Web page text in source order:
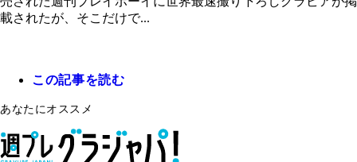
左から大賀彩姫、近藤沙樹、丸山ひなた
載されたが、そこだけで...
この記事を読む
あなたにオススメ